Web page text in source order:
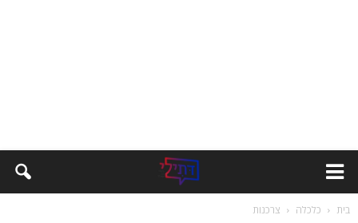
בית כלכלה צרכנות